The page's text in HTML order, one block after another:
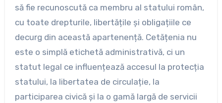
să fie recunoscută ca membru al statului român,
cu toate drepturile, libertățile și obligațiile ce
decurg din această apartenență. Cetățenia nu
este o simplă etichetă administrativă, ci un
statut legal ce influențează accesul la protecția
statului, la libertatea de circulație, la
participarea civică și la o gamă largă de servicii